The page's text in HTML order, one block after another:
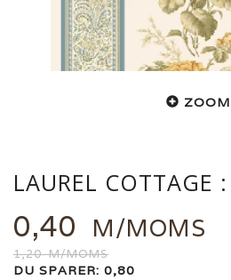
ZOOM
LAUREL COTTAGE
0,40 M/MOMS
1,20M/MOMS
DU SPARER: 0,80